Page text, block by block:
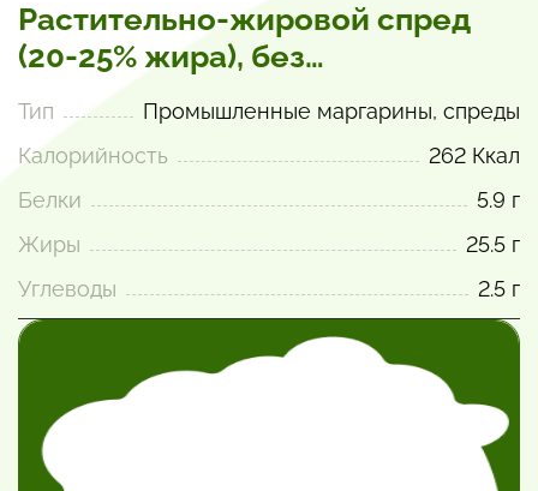
Растительно-жировой спред
(20-25% жира), без
полиненасыщенных жиров
Тип
Промышленные маргарины, спреды
Калорийность
262 Ккал
Белки
5.9 г
Жиры
25.5 г
Углеводы
2.5 г